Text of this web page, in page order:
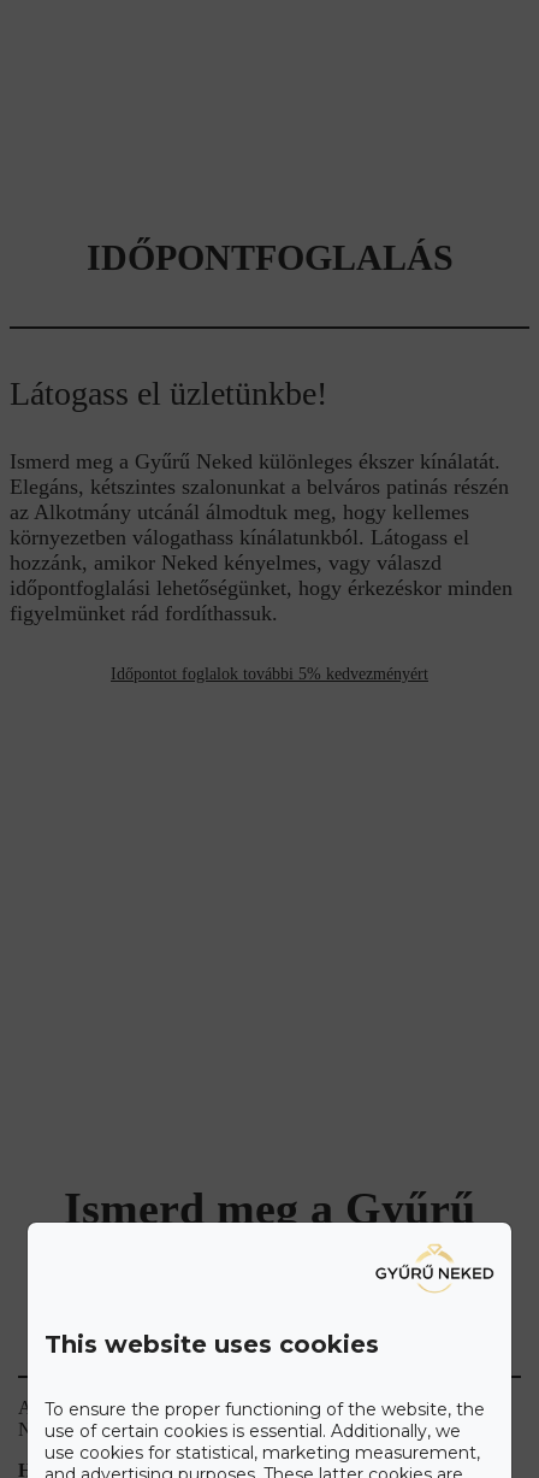
IDŐPONTFOGLALÁS
Látogass el üzletünkbe!
Ismerd meg a Gyűrű Neked különleges ékszer kínálatát.
Elegáns, kétszintes szalonunkat a belváros patinás részén
az Alkotmány utcánál álmodtuk meg, hogy kellemes
környezetben válogathass kínálatunkból. Látogass el
hozzánk, amikor Neked kényelmes, vagy válaszd
időpontfoglalási lehetőségünket, hogy érkezéskor minden
figyelmünket rád fordíthassuk.
Időpontot foglalok további 5% kedvezményért
Ismerd meg a Gyűrű
A maximális kényelmet szem előtt tartva állítottuk össze a Gyűrű
Neked Care+ csomagot, melyet alább olvashat.
HIBÁS, VAGY SÉRÜLT ÉKSZEREK JAVÍTÁSA
This website uses cookies
To ensure the proper functioning of the website, the
use of certain cookies is essential. Additionally, we
use cookies for statistical, marketing measurement,